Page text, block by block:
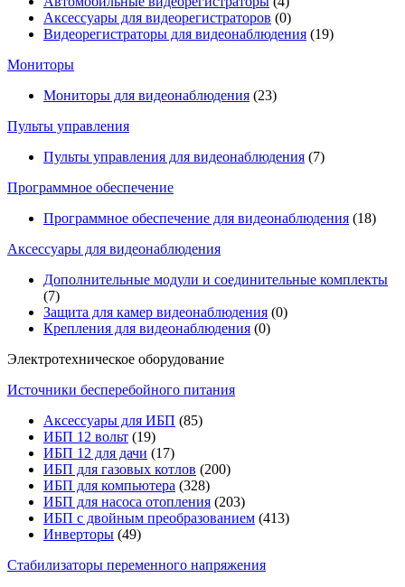
Аксессуары для видеорегистраторов (0)
Видеорегистраторы для видеонаблюдения (19)
Мониторы
Мониторы для видеонаблюдения (23)
Пульты управления
Пульты управления для видеонаблюдения (7)
Программное обеспечение
Программное обеспечение для видеонаблюдения (18)
Аксессуары для видеонаблюдения
Дополнительные модули и соединительные комплекты
(7)
Защита для камер видеонаблюдения (0)
Крепления для видеонаблюдения (0)
Электротехническое оборудование
Источники бесперебойного питания
Аксессуары для ИБП (85)
ИБП 12 вольт (19)
ИБП 12 для дачи (17)
ИБП для газовых котлов (200)
ИБП для компьютера (328)
ИБП для насоса отопления (203)
ИБП с двойным преобразованием (413)
Инверторы (49)
Стабилизаторы переменного напряжения